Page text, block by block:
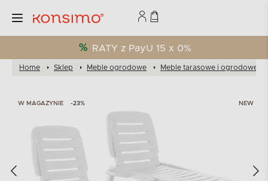
RATY z PayU 15 x 0%
Home Sklep Meble ogrodowe Meble tarasowe i ogrodowe
NEW
W MAGAZYNIE -23%